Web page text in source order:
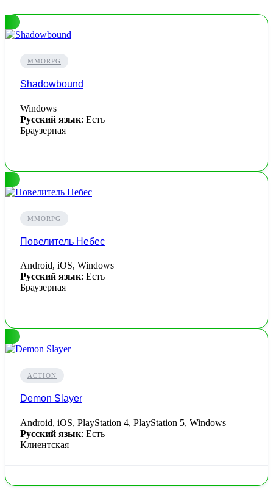
MMORPG
Shadowbound
Windows
Русский язык: Есть
Браузерная
MMORPG
Повелитель Небес
Android, iOS, Windows
Русский язык: Есть
Браузерная
ACTION
Demon Slayer
Android, iOS, PlayStation 4, PlayStation 5, Windows
Русский язык: Есть
Клиентская